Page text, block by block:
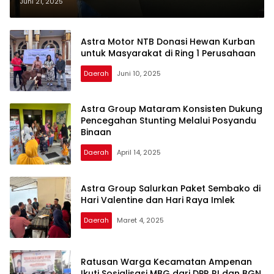
Astra Motor NTB Donasi Hewan Kurban
untuk Masyarakat di Ring 1 Perusahaan
Daerah Juni 10, 2025
Astra Group Mataram Konsisten Dukung
Pencegahan Stunting Melalui Posyandu
Binaan
Daerah April 14, 2025
Astra Group Salurkan Paket Sembako di
Hari Valentine dan Hari Raya Imlek
Daerah Maret 4, 2025
Ratusan Warga Kecamatan Ampenan